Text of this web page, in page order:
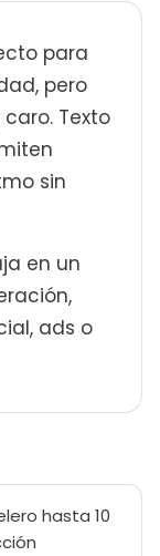
para
pero
Texto
sin
en un
ads o
hasta 10